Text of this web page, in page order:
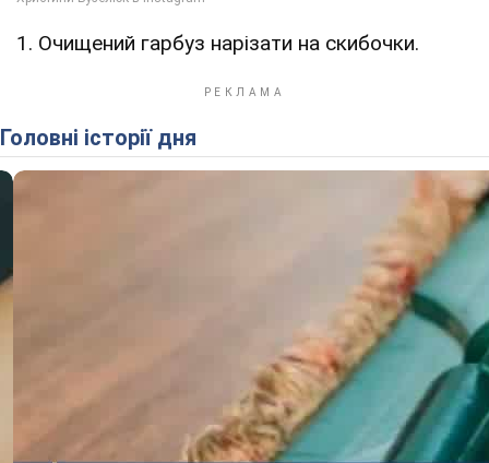
1. Очищений гарбуз нарізати на скибочки.
Головні історії дня